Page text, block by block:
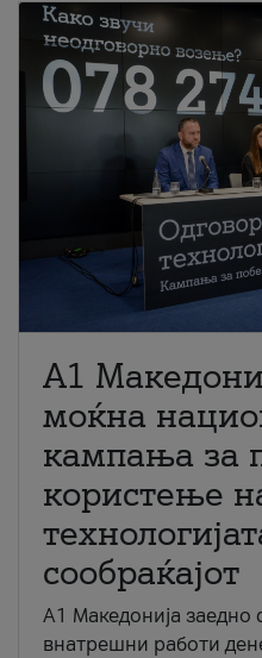
A1
моќна
кампања за
користење
сообраќајот
A1 Македонија заедно
внатрешни работи